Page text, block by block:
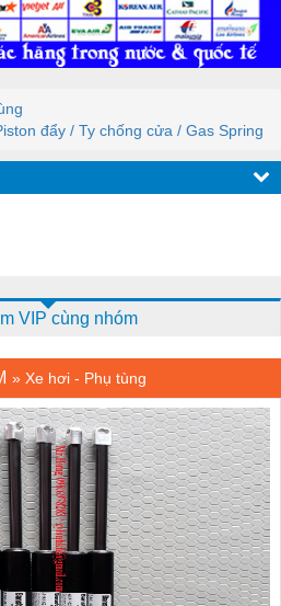
đẩy / Ty chống cửa / Gas Spring
VIP cùng nhóm
» Xe hơi - Phụ tùng